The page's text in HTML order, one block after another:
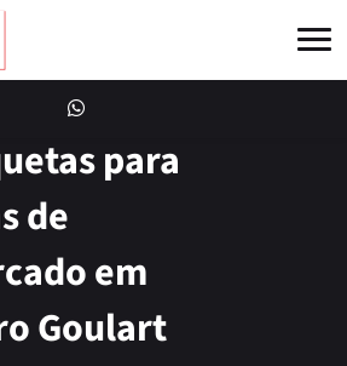
para
de
em
Goulart